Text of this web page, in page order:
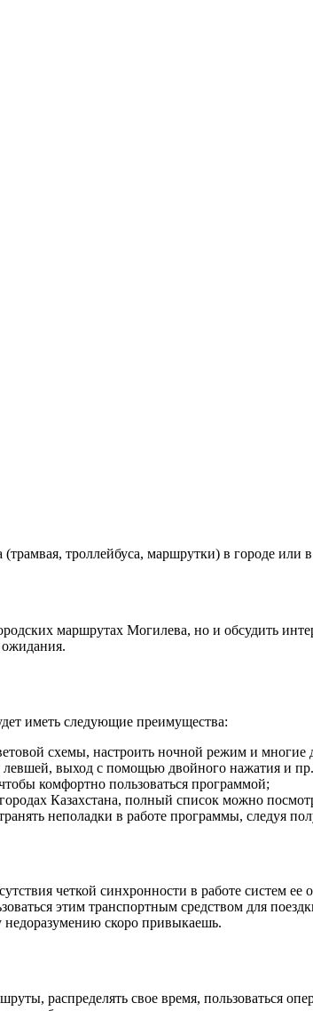
троллейбуса, маршрутки) в городе или
маршрутах Могилева, но и обсудить
ожидания.
иметь следующие преимущества:
схемы, настроить ночной режим и многие
выход с помощью двойного нажатия и
комфортно пользоваться программой;
Казахстана, полный список можно
неполадки в работе программы, следуя
четкой синхронности в работе систем
этим транспортным средством для
недоразумению скоро привыкаешь.
распределять свое время, пользоваться